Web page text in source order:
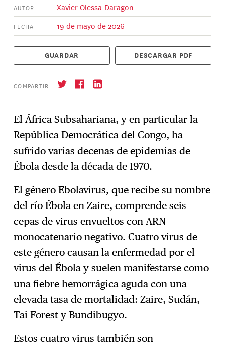
AUTOR Xavier Olessa-Daragon
FECHA 19 de mayo de 2026
GUARDAR DESCARGAR PDF
COMPARTIR
→ Suscríbase
El África Subsahariana, y en particular la
República Democrática del Congo, ha
sufrido varias decenas de epidemias de
Ébola desde la década de 1970.
El género Ebolavirus, que recibe su nombre
del río Ébola en Zaire, comprende seis
cepas de virus envueltos con ARN
monocatenario negativo. Cuatro virus de
este género causan la enfermedad por el
virus del Ébola y suelen manifestarse como
una fiebre hemorrágica aguda con una
elevada tasa de mortalidad: Zaire, Sudán,
Tai Forest y Bundibugyo.
Estos cuatro virus también son